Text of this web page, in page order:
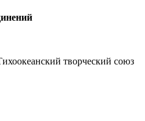
творческий союз